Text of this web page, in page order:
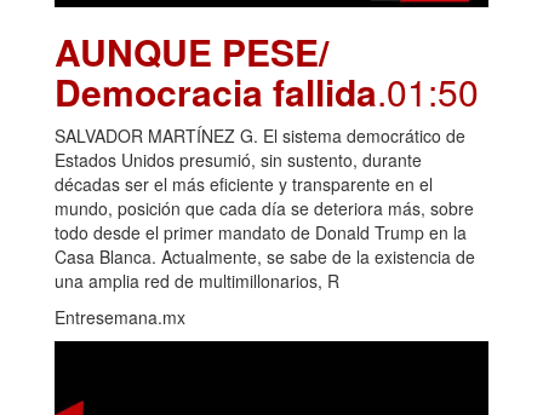
AUNQUE PESE/
Democracia fallida.01:50
SALVADOR MARTÍNEZ G. El sistema democrático de
Estados Unidos presumió, sin sustento, durante
décadas ser el más eficiente y transparente en el
mundo, posición que cada día se deteriora más, sobre
todo desde el primer mandato de Donald Trump en la
Casa Blanca. Actualmente, se sabe de la existencia de
una amplia red de multimillonarios, R
Entresemana.mx